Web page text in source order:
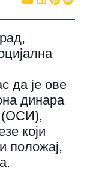
да је ове
динара
(ОСИ),
који
положај,